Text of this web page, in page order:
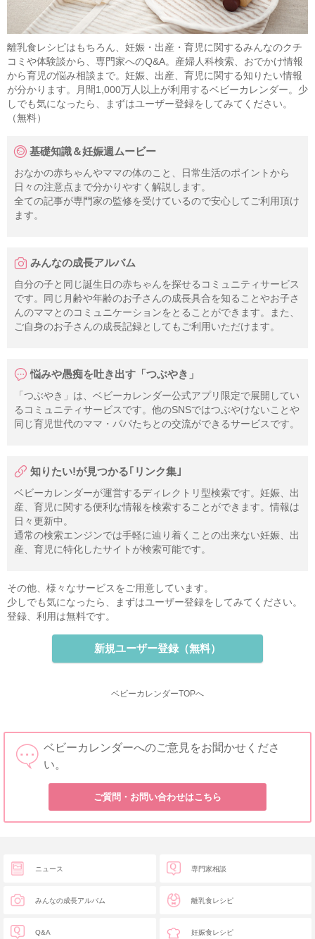
離乳食レシピはもちろん、妊娠・出産・育児に関するみんなのクチ
コミや体験談から、専門家へのQ&A。産婦人科検索、おでかけ情報
から育児の悩み相談まで。妊娠、出産、育児に関する知りたい情報
が分かります。月間1,000万人以上が利用するベビーカレンダー。少
しでも気になったら、まずはユーザー登録をしてみてください。
（無料）
基礎知識＆妊娠週ムービー
おなかの赤ちゃんやママの体のこと、日常生活のポイントから
日々の注意点まで分かりやすく解説します。
全ての記事が専門家の監修を受けているので安心してご利用頂け
ます。
みんなの成長アルバム
自分の子と同じ誕生日の赤ちゃんを探せるコミュニティサービス
です。同じ月齢や年齢のお子さんの成長具合を知ることやお子さ
んのママとのコミュニケーションをとることができます。また、
ご自身のお子さんの成長記録としてもご利用いただけます。
悩みや愚痴を吐き出す「つぶやき」
「つぶやき」は、ベビーカレンダー公式アプリ限定で展開してい
るコミュニティサービスです。他のSNSではつぶやけないことや
同じ育児世代のママ・パパたちとの交流ができるサービスです。
知りたい!が見つかる｢リンク集｣
ベビーカレンダーが運営するディレクトリ型検索です。妊娠、出
産、育児に関する便利な情報を検索することができます。情報は
日々更新中。
通常の検索エンジンでは手軽に辿り着くことの出来ない妊娠、出
産、育児に特化したサイトが検索可能です。
その他、様々なサービスをご用意しています。
少しでも気になったら、まずはユーザー登録をしてみてください。
登録、利用は無料です。
新規ユーザー登録（無料）
ベビーカレンダーTOPへ
ベビーカレンダーへのご意見をお聞かせくださ
い。
ご質問・お問い合わせはこちら
ニュース
みんなの成長アルバム
Q&A
専門家相談
離乳食レシピ
妊娠食レシピ